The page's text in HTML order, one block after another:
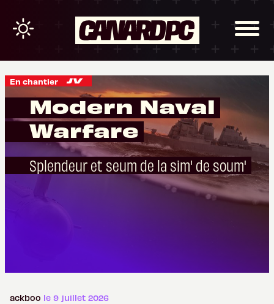
En chantier
Modern Naval
Warfare
Splendeur et seum de la sim' de soum'
ackboo le 9 juillet 2026